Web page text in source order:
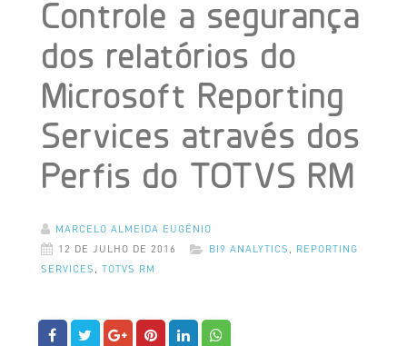
Controle a segurança
dos relatórios do
Microsoft Reporting
Services através dos
Perfis do TOTVS RM
MARCELO ALMEIDA EUGÊNIO
12 DE JULHO DE 2016
BI9 ANALYTICS
REPORTING
SERVICES
TOTVS RM